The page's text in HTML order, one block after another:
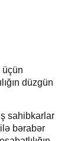
üçün
düzgün
sahibkarlar
bərabər